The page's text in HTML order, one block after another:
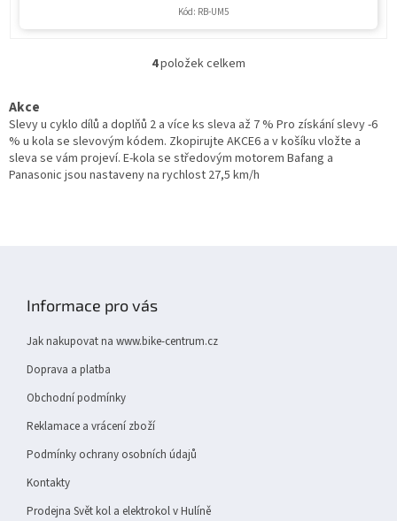
Kód: RB-UM5
O
á
d
a
c
i
4položek celkem
Akce
Slevy u cyklo dílů a doplňů 2 a více ks sleva až 7 % Pro získání slevy -6
% u kola se slevovým kódem. Zkopirujte AKCE6 a v košíku vložte a
sleva se vám projeví. E-kola se středovým motorem Bafang a
Panasonic jsou nastaveny na rychlost 27,5 km/h
Informace pro vás
Jak nakupovat na www.bike-centrum.cz
Doprava a platba
Obchodní podmínky
Reklamace a vrácení zboží
Podmínky ochrany osobních údajů
Kontakty
Prodejna Svět kol a elektrokol v Hulíně